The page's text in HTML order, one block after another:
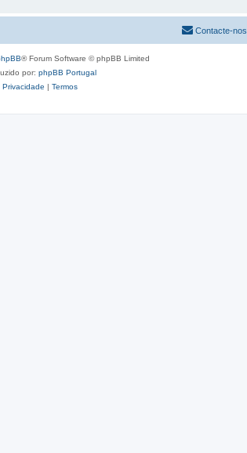
Contacte-nos
® Forum Software © phpBB Limited
por: phpBB Portugal
Privacidade | Termos